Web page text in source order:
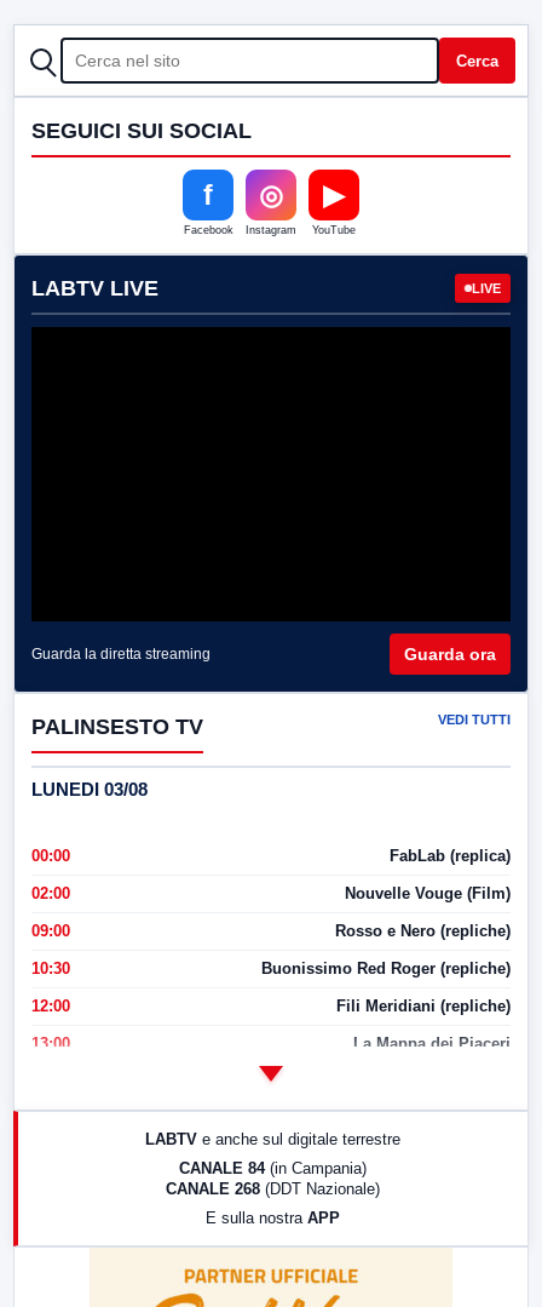
CERCA Cerca
SEGUICI SUI SOCIAL
f
Facebook
◎
Instagram
▶
YouTube
LABTV LIVE LIVE
Guarda la diretta streaming Guarda ora
PALINSESTO TV VEDI TUTTI
LUNEDI 03/08
00:00 FabLab (replica)
02:00 Nouvelle Vouge (Film)
09:00 Rosso e Nero (repliche)
10:30 Buonissimo Red Roger (repliche)
12:00 Fili Meridiani (repliche)
13:00 La Mappa dei Piaceri
LABTV e anche sul digitale terrestre
CANALE 84 (in Campania)
CANALE 268 (DDT Nazionale)
E sulla nostra APP